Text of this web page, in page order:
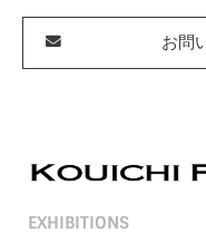
お問
EXHIBITIONS